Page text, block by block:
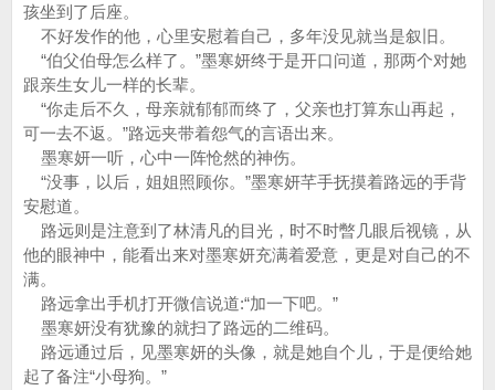
孩坐到了后座。
不好发作的他，心里安慰着自己，多年没见就当是叙旧。
“伯父伯母怎么样了。”墨寒妍终于是开口问道，那两个对她
跟亲生女儿一样的长辈。
“你走后不久，母亲就郁郁而终了，父亲也打算东山再起，
可一去不返。”路远夹带着怨气的言语出来。
墨寒妍一听，心中一阵怆然的神伤。
“没事，以后，姐姐照顾你。”墨寒妍芊手抚摸着路远的手背
安慰道。
路远则是注意到了林清凡的目光，时不时暼几眼后视镜，从
他的眼神中，能看出来对墨寒妍充满着爱意，更是对自己的不
满。
路远拿出手机打开微信说道:“加一下吧。”
墨寒妍没有犹豫的就扫了路远的二维码。
路远通过后，见墨寒妍的头像，就是她自个儿，于是便给她
起了备注“小母狗。”